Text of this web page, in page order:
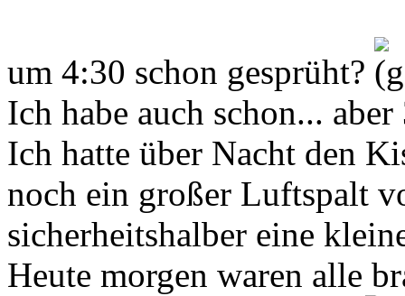
um 4:30 schon gesprüht?
Ich habe auch schon...
Ich hatte über Nacht den
noch ein großer Luftspalt
sicherheitshalber eine
Heute morgen waren alle